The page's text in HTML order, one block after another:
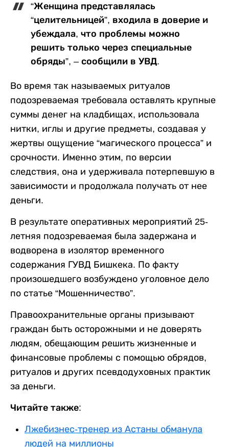
“Женщина представлялась
“целительницей”, входила в доверие и
убеждала, что проблемы можно
решить только через специальные
обряды”, – сообщили в УВД.
Во время так называемых ритуалов
подозреваемая требовала оставлять крупные
суммы денег на кладбищах, использовала
нитки, иглы и другие предметы, создавая у
жертвы ощущение “магического процесса” и
срочности. Именно этим, по версии
следствия, она и удерживала потерпевшую в
зависимости и продолжала получать от нее
деньги.
В результате оперативных мероприятий 25-
летняя подозреваемая была задержана и
водворена в изолятор временного
содержания ГУВД Бишкека. По факту
произошедшего возбуждено уголовное дело
по статье “Мошенничество”.
Правоохранительные органы призывают
граждан быть осторожными и не доверять
людям, обещающим решить жизненные и
финансовые проблемы с помощью обрядов,
ритуалов и других псевдодуховных практик
за деньги.
Читайте также:
Лжебизнес-тренер из Астаны обманула
людей на миллионы